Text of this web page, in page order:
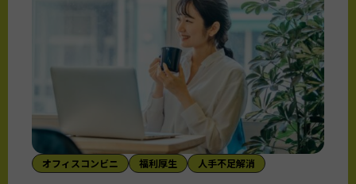
オフィスコンビニ 福利厚生 人手不足解消